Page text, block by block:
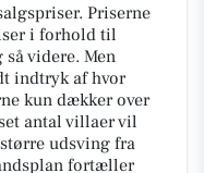
Priserne
i forhold til
videre. Men
indtryk af hvor
kun dækker over
antal villaer vil
udsving fra
fortæller